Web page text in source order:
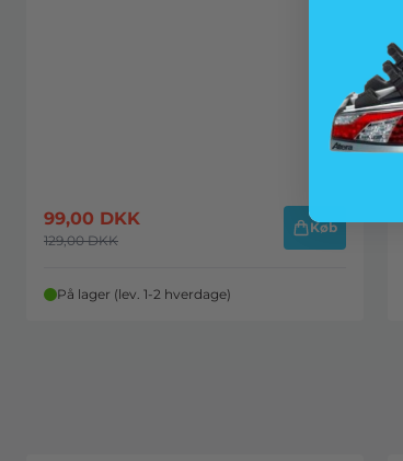
99,00 DKK
129,00DKK
Køb
På lager (lev. 1-2 hverdage)